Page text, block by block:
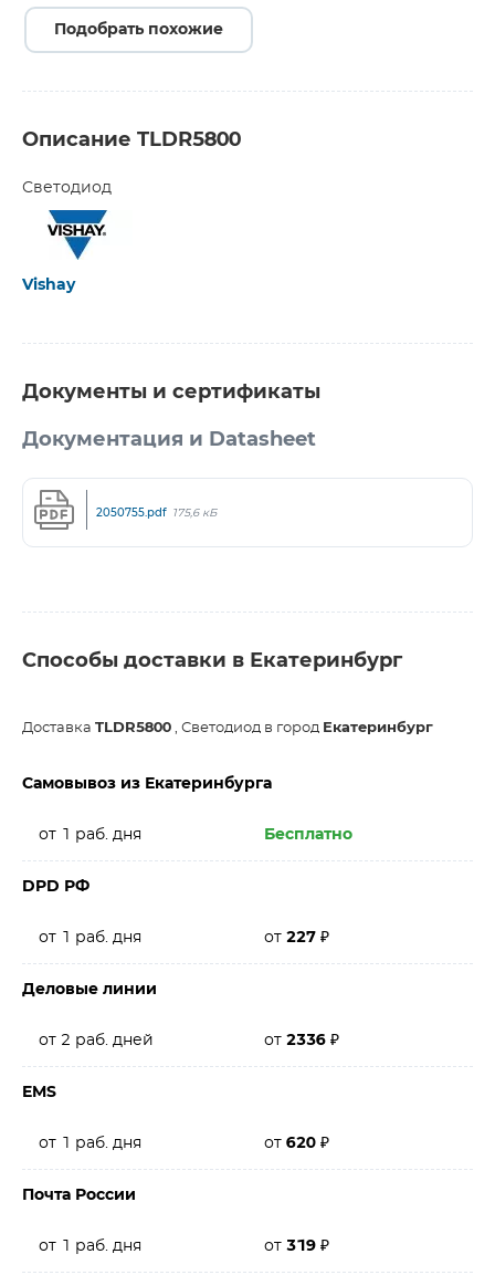
Подобрать похожие
Описание TLDR5800
Светодиод
Vishay
Документы и сертификаты
Документация и Datasheet
2050755.pdf 175,6 кБ
Способы доставки в Екатеринбург
Доставка TLDR5800 , Светодиод в город Екатеринбург
Самовывоз из Екатеринбурга
от 1 раб. дня Бесплатно
DPD РФ
от 1 раб. дня от 227 ₽
Деловые линии
от 2 раб. дней от 2336 ₽
EMS
от 1 раб. дня от 620 ₽
Почта России
от 1 раб. дня от 319 ₽